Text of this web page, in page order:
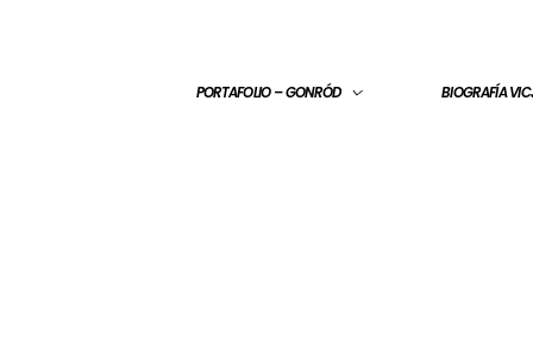
PORTAFOLIO – GONRÓD BIOGRAFÍA